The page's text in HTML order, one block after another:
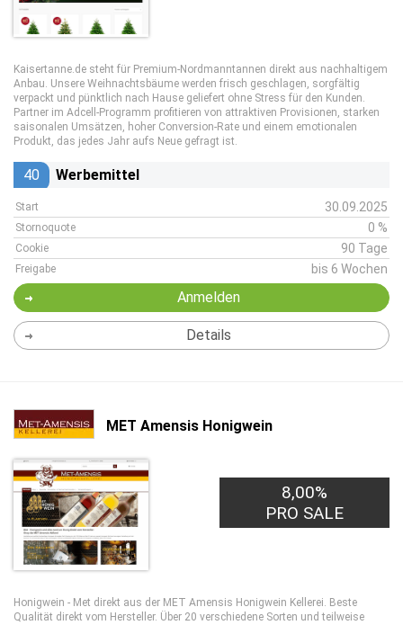
Kaisertanne.de steht für Premium-Nordmanntannen direkt aus nachhaltigem
Anbau. Unsere Weihnachtsbäume werden frisch geschlagen, sorgfältig
verpackt und pünktlich nach Hause geliefert ohne Stress für den Kunden.
Partner im Adcell-Programm profitieren von attraktiven Provisionen, starken
saisonalen Umsätzen, hoher Conversion-Rate und einem emotionalen
Produkt, das jedes Jahr aufs Neue gefragt ist.
40 Werbemittel
Start 30.09.2025
Stornoquote 0 %
Cookie 90 Tage
Freigabe bis 6 Wochen
Anmelden
Details
MET Amensis Honigwein
8,00%
PRO SALE
Honigwein - Met direkt aus der MET Amensis Honigwein Kellerei. Beste
Qualität direkt vom Hersteller. Über 20 verschiedene Sorten und teilweise